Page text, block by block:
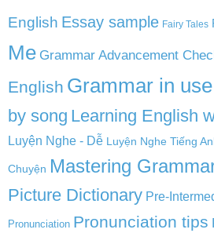
English Essay sample Fairy Tales
Me Grammar Advancement
English Grammar in use
by song Learning English
Luyện Nghe - Dễ Luyện Nghe Tiếng
Chuyện Mastering
Picture Dictionary Pre-
Pronunciation Pronunciation tips